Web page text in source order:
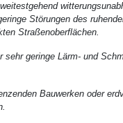
Störungen des
Straßenoberflächen.
sehr geringe Lärm- und
Bauwerken oder